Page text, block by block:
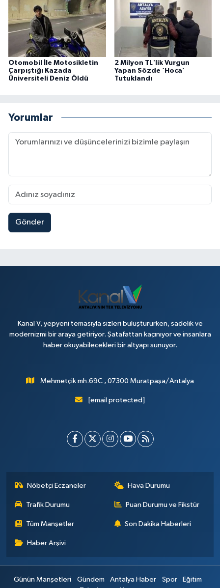
Otomobil İle Motosikletin
Çarpıştığı Kazada
Üniversiteli Deniz Öldü
2 Milyon TL'lik Vurgun
Yapan Sözde ‘Hoca’
Tutuklandı
Yorumlar
Gönder
Kanal V, yepyeni temasıyla sizleri buluştururken, sadelik ve
modernizmi bir araya getiriyor. Şatafattan kaçınıyor ve insanlara
haber okuyabilecekleri bir altyapı sunuyor.
Mehmetçik mh.69C , 07300 Muratpaşa/Antalya
[email protected]
Nöbetçi Eczaneler Hava Durumu
Trafik Durumu Puan Durumu ve Fikstür
Tüm Manşetler Son Dakika Haberleri
Haber Arşivi
Günün Manşetleri Gündem Antalya Haber Spor
Eğitim